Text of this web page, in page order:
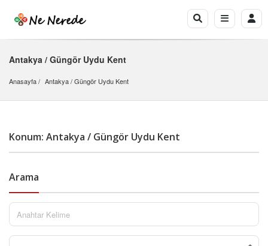
Antakya / Güngör Uydu Kent
Anasayfa Antakya / Güngör Uydu Kent
Konum: Antakya / Güngör Uydu Kent
Arama